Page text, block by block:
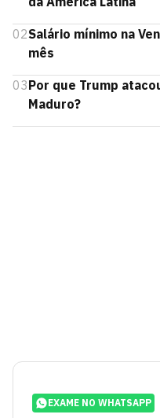
02Salário mínimo na
mês
03Por que Trump
Maduro?
EXAME NO WHATSAPP